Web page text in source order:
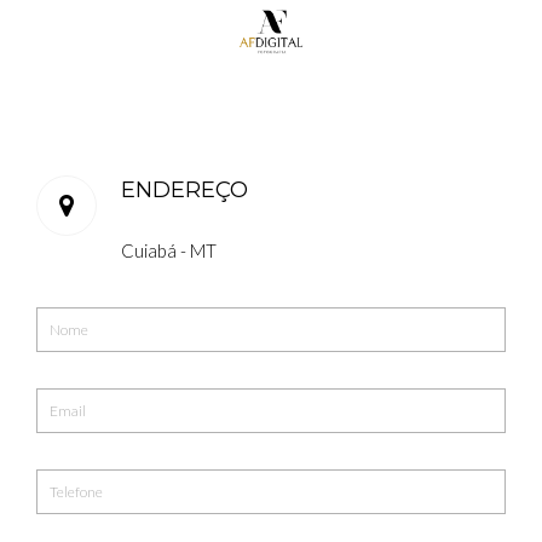
ENDEREÇO
Cuiabá - MT